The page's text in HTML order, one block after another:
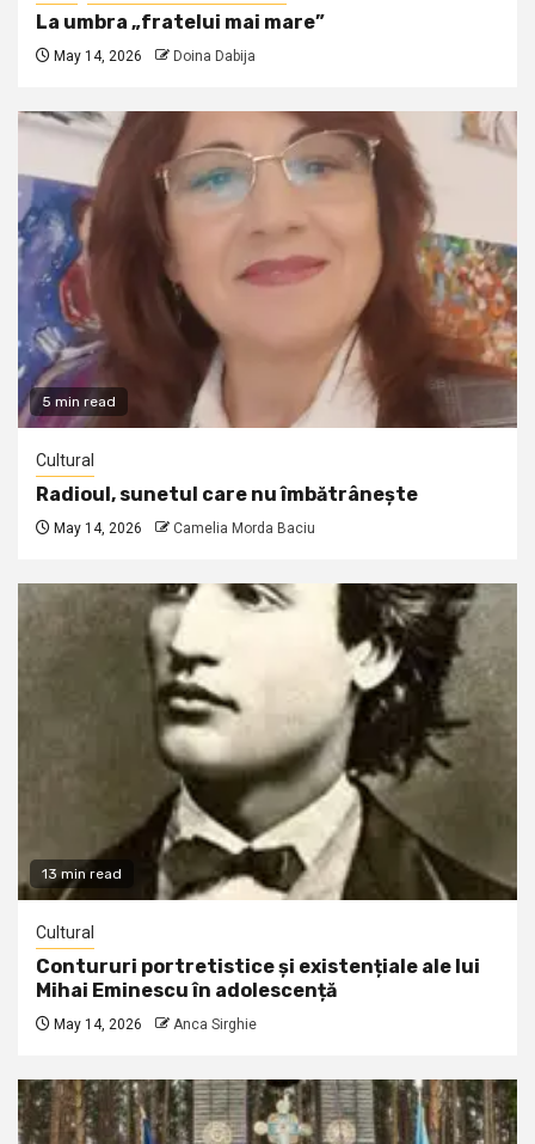
La umbra „fratelui mai mare”
May 14, 2026 Doina Dabija
5 min read
Cultural
Radioul, sunetul care nu îmbătrânește
May 14, 2026 Camelia Morda Baciu
13 min read
Cultural
Contururi portretistice și existențiale ale lui
Mihai Eminescu în adolescență
May 14, 2026 Anca Sirghie